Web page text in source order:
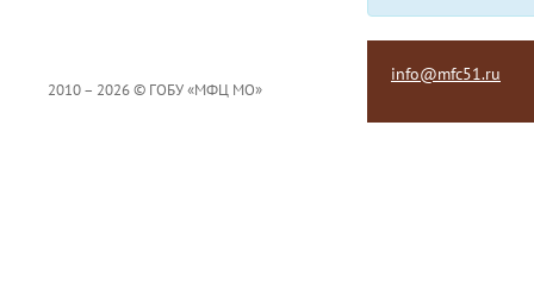
2010 – 2026 © ГОБУ «МФЦ МО»
info@mfc51.ru